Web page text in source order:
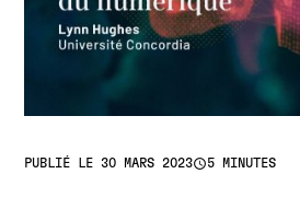
PUBLIÉ LE 30 MARS 2023access_time5 MINUTES